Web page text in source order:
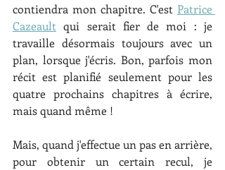
contiendra mon chapitre. C'est Patrice
Cazeault qui serait fier de moi : je
travaille désormais toujours avec un
plan, lorsque j'écris. Bon, parfois mon
récit est planifié seulement pour les
quatre prochains chapitres à écrire,
mais quand même !
Mais, quand j'effectue un pas en arrière,
pour obtenir un certain recul, je